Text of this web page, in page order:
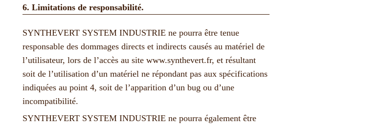
6. Limitations de responsabilité.
SYNTHEVERT SYSTEM INDUSTRIE ne pourra être tenue
responsable des dommages directs et indirects causés au matériel de
l’utilisateur, lors de l’accès au site www.synthevert.fr, et résultant
soit de l’utilisation d’un matériel ne répondant pas aux spécifications
indiquées au point 4, soit de l’apparition d’un bug ou d’une
incompatibilité.
SYNTHEVERT SYSTEM INDUSTRIE ne pourra également être